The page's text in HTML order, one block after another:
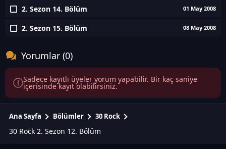
2. Sezon 14. Bölüm 01 May 2008
2. Sezon 15. Bölüm 08 May 2008
Yorumlar (0)
Sadece kayıtlı üyeler yorum yapabilir. Bir kaç saniye
içerisinde kayıt olabilirsiniz.
Ana Sayfa Bölümler 30 Rock
30 Rock 2. Sezon 12. Bölüm